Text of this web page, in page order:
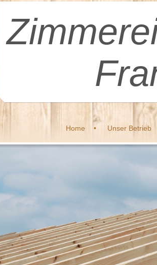
Home Unser Betrieb